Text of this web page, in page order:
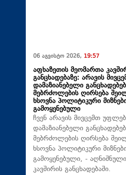
06 აგვისტო 2026, 19:57
აფხაზეთის მეომართა
განცხადებაზე: არავის
დამაზიანებელი
მებრძოლების ღირსება
ხსოვნა პოლიტიკური
გამოყენებული
ჩვენ არავის მივცემთ
დამაზიანებელი
მებრძოლების ღირსება
ხსოვნა პოლიტიკური
გამოყენებული, -
კავშირის განცხადებაში.